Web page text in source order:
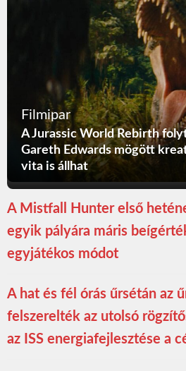
Filmipar
A Jurassic World Rebirth
Gareth Edwards mögött
vita is állhat
A Mistfall Hunter első
egyik pályára máris
egyjátékos módot
A hat és fél órás űrsétán az
felszerelték az utolsó
az ISS energiafejlesztése a